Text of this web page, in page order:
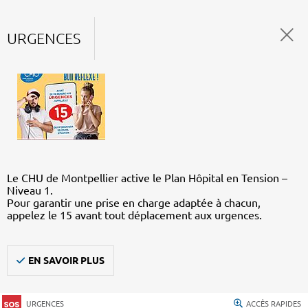
URGENCES
Le CHU de Montpellier active le Plan Hôpital en Tension –
Niveau 1.
Pour garantir une prise en charge adaptée à chacun,
appelez le 15 avant tout déplacement aux urgences.
EN SAVOIR PLUS
URGENCES ACCÈS RAPIDES